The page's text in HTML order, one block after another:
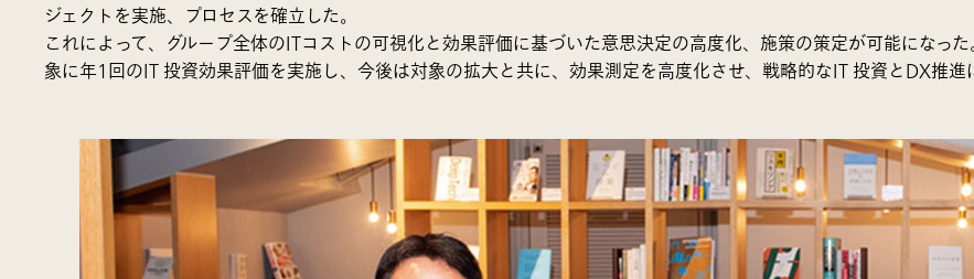
ジェクトを実施、プロセスを確立した。
これによって、グループ全体のITコストの可視化と効果評価に基づいた意思決定の高度化、施策の策定が可能になっ
象に年1回のIT 投資効果評価を実施し、今後は対象の拡大と共に、効果測定を高度化させ、戦略的なIT 投資とDX推進